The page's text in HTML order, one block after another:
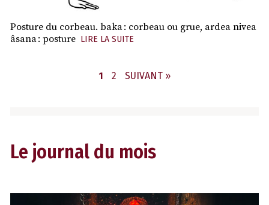
Posture du corbeau. baka : corbeau ou grue, ardea nivea
âsana : posture LIRE LA SUITE
PAGE
1 PAGE
2 SUIVANT »
Le journal du mois